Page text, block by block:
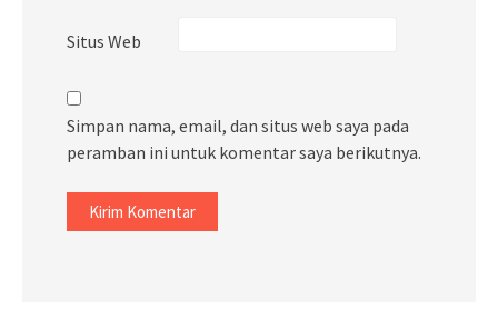
Situs Web
Simpan nama, email, dan situs web saya pada
peramban ini untuk komentar saya berikutnya.